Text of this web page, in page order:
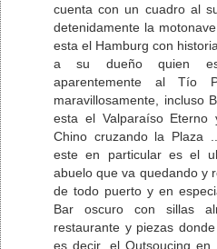
cuenta con un cuadro al
detenidamente la
esta el Hamburg con
a su dueño quien
aparentemente al Tío
maravillosamente, incluso
esta el Valparaíso
Chino cruzando la Plaza
este en particular es el
abuelo que va quedando y
de todo puerto y en
Bar oscuro con sillas
restaurante y piezas
es decir, el Outsoucing